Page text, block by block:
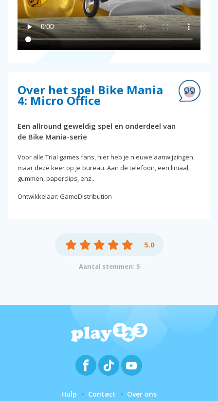
Over het spel Bike Mania
4: Micro Office
Een allround geweldig spel en onderdeel van
de Bike Mania-serie
Voor alle Trial games fans, hier heb je nieuwe aanwijzingen,
maar deze keer op je bureau. Aan de telefoon, een liniaal,
gummen, paperclips, enz..
Ontwikkelaar: GameDistribution
5.0
Aantal stemmen: 5
Hulp Contact Over ons